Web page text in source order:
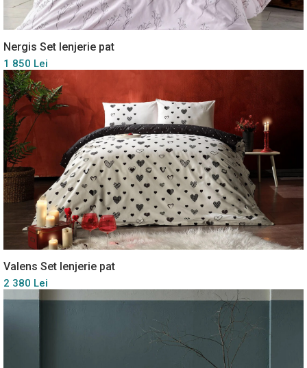
Nergis Set lenjerie pat
1 850 Lei
Valens Set lenjerie pat
2 380 Lei